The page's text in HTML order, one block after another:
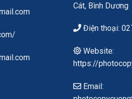
Cát, Bình Dương
Điện thoại:
Website:
https://
Email: